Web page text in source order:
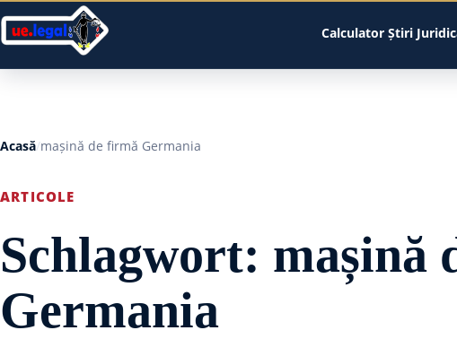
Calculator Știri
Acasă mașină de firmă Germania
ARTICOLE
Schlagwort: mașină
Germania